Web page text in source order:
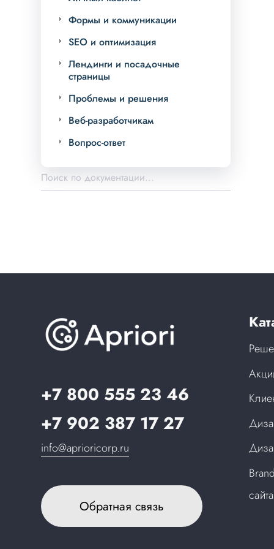
Формы и коммуникации
SEO и оптимизация
Лендинги и посадочные
страницы
Проблемы и решения
Веб-разработчикам
Вопрос-ответ
+7 800 555 23 46
+7 902 387 17 27
info@aprioricorp.ru
Обратная связь
сайта